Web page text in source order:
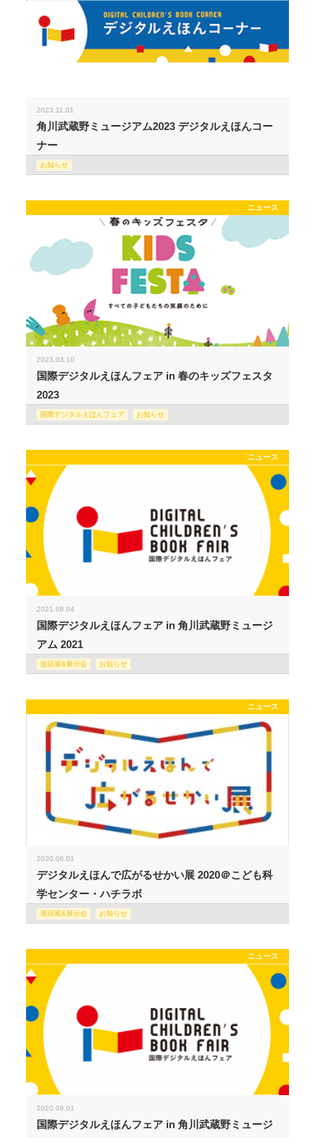
2023.11.01
角川武蔵野ミュージアム2023 デジタルえほんコー
ナー
お知らせ
ニュース
2023.03.10
国際デジタルえほんフェア in 春のキッズフェスタ
2023
国際デジタルえほんフェア お知らせ
ニュース
2021.08.04
国際デジタルえほんフェア in 角川武蔵野ミュージ
アム 2021
巡回展&展示会 お知らせ
ニュース
2020.06.01
デジタルえほんで広がるせかい展 2020＠こども科
学センター・ハチラボ
巡回展&展示会 お知らせ
ニュース
2020.08.01
国際デジタルえほんフェア in 角川武蔵野ミュージ